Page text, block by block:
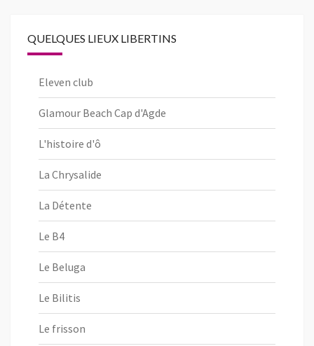
QUELQUES LIEUX LIBERTINS
Eleven club
Glamour Beach Cap d'Agde
L'histoire d'ô
La Chrysalide
La Détente
Le B4
Le Beluga
Le Bilitis
Le frisson